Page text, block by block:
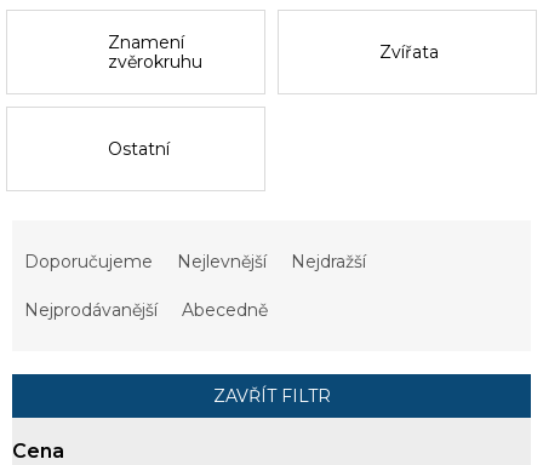
Znamení
zvěrokruhu
Zvířata
Ostatní
r
o
Doporučujeme Nejlevnější Nejdražší
Nejprodávanější Abecedně
ZAVŘÍT FILTR
Cena